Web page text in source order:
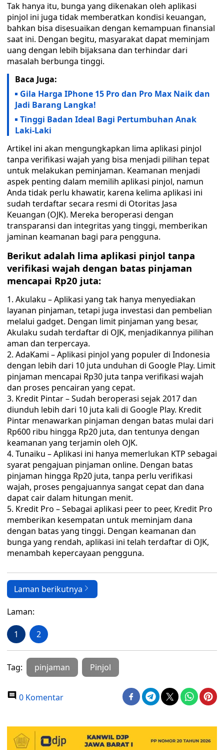
Tak hanya itu, bunga yang dikenakan oleh aplikasi
pinjol ini juga tidak memberatkan kondisi keuangan,
bahkan bisa disesuaikan dengan kemampuan finansial
saat ini. Dengan begitu, masyarakat dapat meminjam
uang dengan lebih bijaksana dan terhindar dari
masalah berbunga tinggi.
Baca Juga:
Gila Harga IPhone 15 Pro dan Pro Max Naik dan
Jadi Barang Langka!
Tinggi Badan Ideal Bagi Pertumbuhan Anak
Laki-Laki
Artikel ini akan mengungkapkan lima aplikasi pinjol
tanpa verifikasi wajah yang bisa menjadi pilihan tepat
untuk melakukan peminjaman. Keamanan menjadi
aspek penting dalam memilih aplikasi pinjol, namun
Anda tidak perlu khawatir, karena kelima aplikasi ini
sudah terdaftar secara resmi di Otoritas Jasa
Keuangan (OJK). Mereka beroperasi dengan
transparansi dan integritas yang tinggi, memberikan
jaminan keamanan bagi para pengguna.
Berikut adalah lima aplikasi pinjol tanpa
verifikasi wajah dengan batas pinjaman
mencapai Rp20 juta:
Akulaku – Aplikasi yang tak hanya menyediakan
layanan pinjaman, tetapi juga investasi dan pembelian
melalui gadget. Dengan limit pinjaman yang besar,
Akulaku sudah terdaftar di OJK, menjadikannya pilihan
aman dan terpercaya.
AdaKami – Aplikasi pinjol yang populer di Indonesia
dengan lebih dari 10 juta unduhan di Google Play. Limit
pinjaman mencapai Rp30 juta tanpa verifikasi wajah
dan proses pencairan yang cepat.
Kredit Pintar – Sudah beroperasi sejak 2017 dan
diunduh lebih dari 10 juta kali di Google Play. Kredit
Pintar menawarkan pinjaman dengan batas mulai dari
Rp600 ribu hingga Rp20 juta, dan tentunya dengan
keamanan yang terjamin oleh OJK.
Tunaiku – Aplikasi ini hanya memerlukan KTP sebagai
syarat pengajuan pinjaman online. Dengan batas
pinjaman hingga Rp20 juta, tanpa perlu verifikasi
wajah, proses pengajuannya sangat cepat dan dana
dapat cair dalam hitungan menit.
Kredit Pro – Sebagai aplikasi peer to peer, Kredit Pro
memberikan kesempatan untuk meminjam dana
dengan batas yang tinggi. Dengan keamanan dan
bunga yang rendah, aplikasi ini telah terdaftar di OJK,
menambah kepercayaan pengguna.
Laman berikutnya
Laman:
1 2
Tag: pinjaman Pinjol
0 Komentar